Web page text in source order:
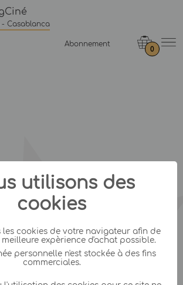
- Casablanca
Abonnement
0
utilisons des
cookies
les cookies de votre navigateur afin de
expèrience d'achat possible.
personnelle n'est stockée à des fins
commerciales.